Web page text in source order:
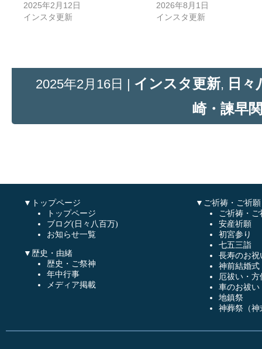
2025年2月12日
インスタ更新
2026年8月1日
インスタ更新
2025年2月16日 | インスタ更新, 日々
崎・諫早
▼トップページ
トップページ
ブログ(日々八百万)
お知らせ一覧
▼歴史・由緒
歴史・ご祭神
年中行事
メディア掲載
▼ご祈祷・ご祈願
ご祈祷・ご
安産祈願
初宮参り
七五三詣
長寿のお祝
神前結婚式
厄祓い・方
車のお祓い
地鎮祭
神葬祭（神